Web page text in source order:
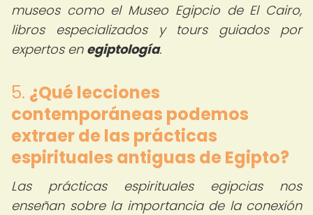
museos como el Museo Egipcio de El Cairo,
libros especializados y tours guiados por
expertos en egiptología.
5. ¿Qué lecciones
contemporáneas podemos
extraer de las prácticas
espirituales antiguas de Egipto?
Las prácticas espirituales egipcias nos
enseñan sobre la importancia de la conexión